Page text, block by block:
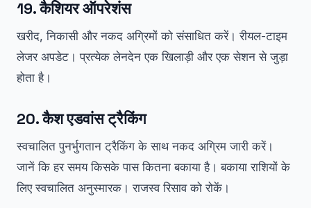
19. कैशियर ऑपरेशंस
खरीद, निकासी और नकद अग्रिमों को संसाधित करें। रीयल-टाइम
लेजर अपडेट। प्रत्येक लेनदेन एक खिलाड़ी और एक सेशन से जुड़ा
होता है।
20. कैश एडवांस ट्रैकिंग
स्वचालित पुनर्भुगतान ट्रैकिंग के साथ नकद अग्रिम जारी करें।
जानें कि हर समय किसके पास कितना बकाया है। बकाया राशियों के
लिए स्वचालित अनुस्मारक। राजस्व रिसाव को रोकें।